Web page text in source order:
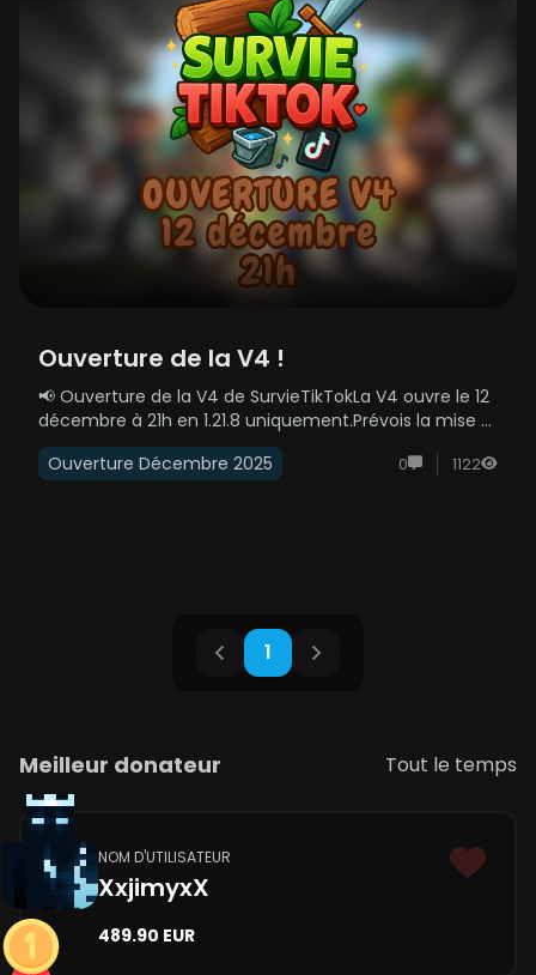
Ouverture de la V4 !
📢 Ouverture de la V4 de SurvieTikTokLa V4 ouvre le 12
décembre à 21h en 1.21.8 uniquement.Prévois la mise à
jour avant le lancement.🔹 Java : mc.survietiktok.fr🔹
Bedrock : be.survietiktok.frPrépare-toi, invite tes potes,
Ouverture Décembre 2025 0 1122
1
Meilleur donateur Tout le temps
NOM D'UTILISATEUR
XxjimyxX
489.90 EUR